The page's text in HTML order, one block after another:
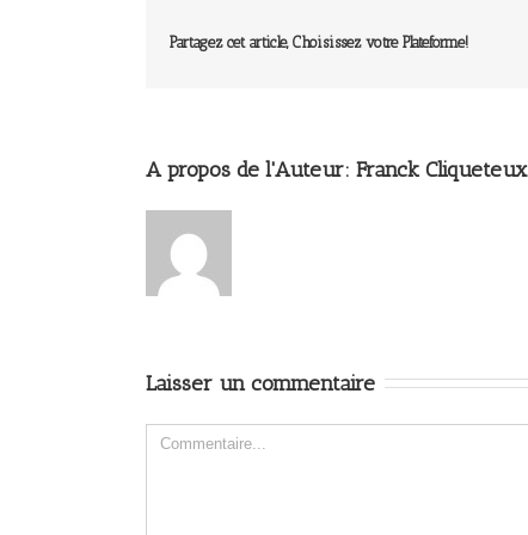
Partagez cet article, Choisissez votre Plateforme!
A propos de l'Auteur: Franck Cliqueteux
Laisser un commentaire